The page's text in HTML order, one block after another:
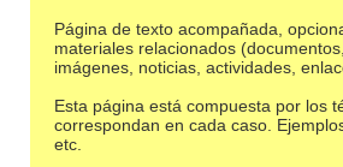
Página de texto acompañada,
materiales relacionados
imágenes, noticias, actividades,
Esta página está compuesta por los
correspondan en cada caso.
etc.